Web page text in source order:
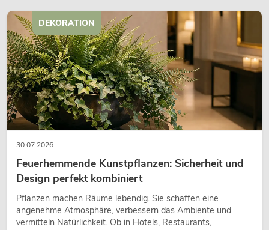
30.07.2026
Feuerhemmende Kunstpflanzen: Sicherheit und
Design perfekt kombiniert
Pflanzen machen Räume lebendig. Sie schaffen eine
angenehme Atmosphäre, verbessern das Ambiente und
vermitteln Natürlichkeit. Ob in Hotels, Restaurants,
DEKORATION